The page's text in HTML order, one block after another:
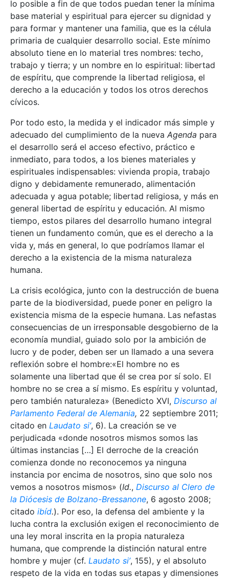
lo posible a fin de que todos puedan tener la mínima
base material y espiritual para ejercer su dignidad y
para formar y mantener una familia, que es la célula
primaria de cualquier desarrollo social. Este mínimo
absoluto tiene en lo material tres nombres: techo,
trabajo y tierra; y un nombre en lo espiritual: libertad
de espíritu, que comprende la libertad religiosa, el
derecho a la educación y todos los otros derechos
cívicos.
Por todo esto, la medida y el indicador más simple y
adecuado del cumplimiento de la nueva Agenda para
el desarrollo será el acceso efectivo, práctico e
inmediato, para todos, a los bienes materiales y
espirituales indispensables: vivienda propia, trabajo
digno y debidamente remunerado, alimentación
adecuada y agua potable; libertad religiosa, y más en
general libertad de espíritu y educación. Al mismo
tiempo, estos pilares del desarrollo humano integral
tienen un fundamento común, que es el derecho a la
vida y, más en general, lo que podríamos llamar el
derecho a la existencia de la misma naturaleza
humana.
La crisis ecológica, junto con la destrucción de buena
parte de la biodiversidad, puede poner en peligro la
existencia misma de la especie humana. Las nefastas
consecuencias de un irresponsable desgobierno de la
economía mundial, guiado solo por la ambición de
lucro y de poder, deben ser un llamado a una severa
reflexión sobre el hombre:«El hombre no es
solamente una libertad que él se crea por sí solo. El
hombre no se crea a sí mismo. Es espíritu y voluntad,
pero también naturaleza» (Benedicto XVI, Discurso al
Parlamento Federal de Alemania, 22 septiembre 2011;
citado en Laudato si’, 6). La creación se ve
perjudicada «donde nosotros mismos somos las
últimas instancias […] El derroche de la creación
comienza donde no reconocemos ya ninguna
instancia por encima de nosotros, sino que solo nos
vemos a nosotros mismos» (Id., Discurso al Clero de
la Diócesis de Bolzano-Bressanone, 6 agosto 2008;
citado ibíd.). Por eso, la defensa del ambiente y la
lucha contra la exclusión exigen el reconocimiento de
una ley moral inscrita en la propia naturaleza
humana, que comprende la distinción natural entre
hombre y mujer (cf. Laudato si’, 155), y el absoluto
respeto de la vida en todas sus etapas y dimensiones